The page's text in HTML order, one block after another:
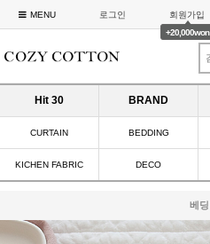
MENU 로그인
회원가입
+20,000won
Hit 30 BRAND
CURTAIN BEDDING
KICHEN FABRIC DECO
베딩